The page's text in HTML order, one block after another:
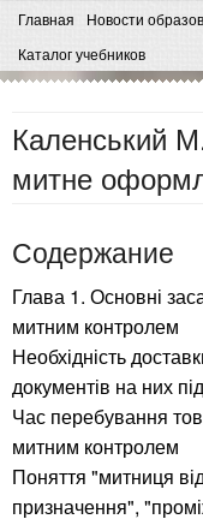
Главная Новости
Каталог учебников
Каленський
митне
Содержание
Глава 1. Основні
митним контролем
Необхідність
документів на них
Час перебування
митним контролем
Поняття "митниця
призначення",